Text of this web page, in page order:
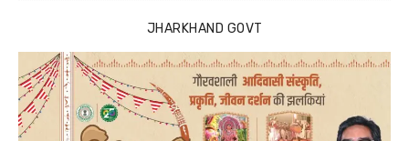
JHARKHAND GOVT